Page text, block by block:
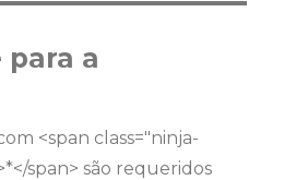
para a
<span class="ninja-
span> são requeridos